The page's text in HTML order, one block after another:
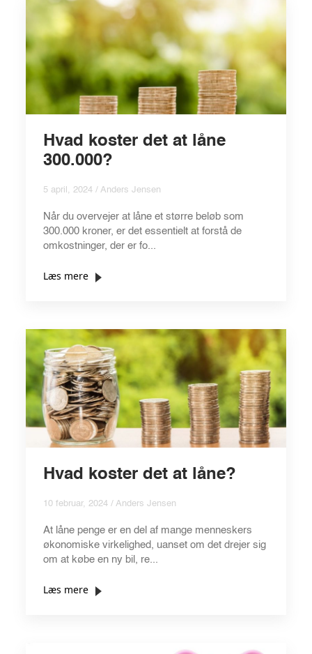
Hvad koster det at låne
300.000?
5 april, 2024 / Anders Jensen
Når du overvejer at låne et større beløb som
300.000 kroner, er det essentielt at forstå de
omkostninger, der er fo...
Læs mere
Hvad koster det at låne?
10 februar, 2024 / Anders Jensen
At låne penge er en del af mange menneskers
økonomiske virkelighed, uanset om det drejer sig
om at købe en ny bil, re...
Læs mere